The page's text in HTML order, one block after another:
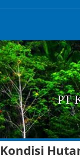
PT
Kondisi